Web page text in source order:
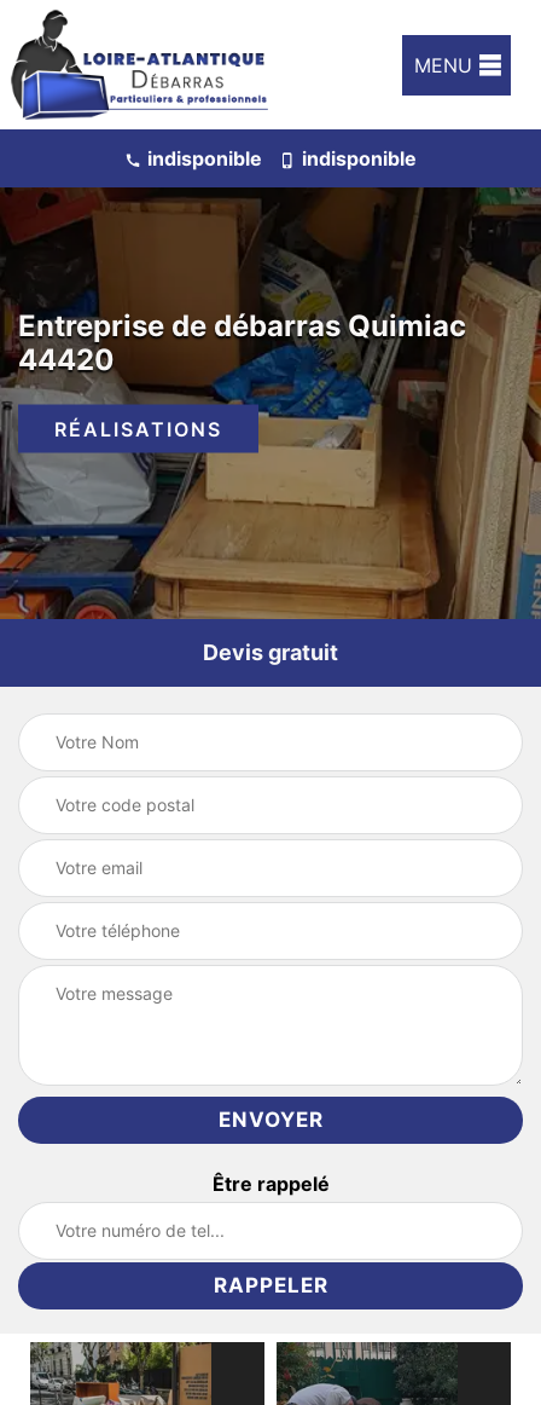
MENU
indisponible indisponible
Entreprise de débarras Quimiac
44420
RÉALISATIONS
Devis gratuit
Être rappelé